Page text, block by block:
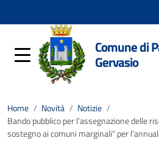
Comune di
Gervasio
Home / Novità / Notizie /
Bando pubblico per l’assegnazione delle
sostegno ai comuni marginali" per